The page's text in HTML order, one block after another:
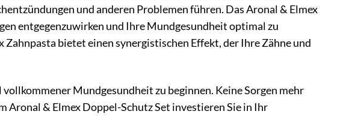
und anderen Problemen führen. Das Aronal & Elmex
entgegenzuwirken und Ihre Mundgesundheit optimal zu
bietet einen synergistischen Effekt, der Ihre Zähne und
Mundgesundheit zu beginnen. Keine Sorgen mehr
Aronal & Elmex Doppel-Schutz Set investieren Sie in Ihr